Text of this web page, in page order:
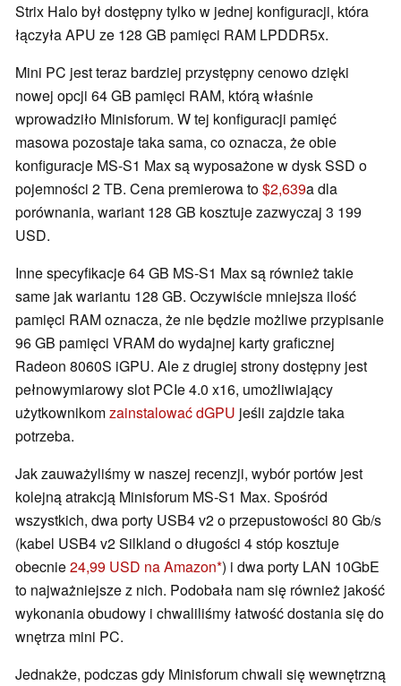
Strix Halo był dostępny tylko w jednej konfiguracji, która
łączyła APU ze 128 GB pamięci RAM LPDDR5x.
Mini PC jest teraz bardziej przystępny cenowo dzięki
nowej opcji 64 GB pamięci RAM, którą właśnie
wprowadziło Minisforum. W tej konfiguracji pamięć
masowa pozostaje taka sama, co oznacza, że obie
konfiguracje MS-S1 Max są wyposażone w dysk SSD o
pojemności 2 TB. Cena premierowa to$2,639a dla
porównania, wariant 128 GB kosztuje zazwyczaj 3 199
USD.
Inne specyfikacje 64 GB MS-S1 Max są również takie
same jak wariantu 128 GB. Oczywiście mniejsza ilość
pamięci RAM oznacza, że nie będzie możliwe przypisanie
96 GB pamięci VRAM do wydajnej karty graficznej
Radeon 8060S iGPU. Ale z drugiej strony dostępny jest
pełnowymiarowy slot PCIe 4.0 x16, umożliwiający
użytkownikomzainstalować dGPU jeśli zajdzie taka
potrzeba.
Jak zauważyliśmy w naszej recenzji, wybór portów jest
kolejną atrakcją Minisforum MS-S1 Max. Spośród
wszystkich, dwa porty USB4 v2 o przepustowości 80 Gb/s
(kabel USB4 v2 Silkland o długości 4 stóp kosztuje
obecnie24,99 USD na Amazon ) i dwa porty LAN 10GbE
to najważniejsze z nich. Podobała nam się również jakość
wykonania obudowy i chwaliliśmy łatwość dostania się do
wnętrza mini PC.
Jednakże, podczas gdy Minisforum chwali się wewnętrzną